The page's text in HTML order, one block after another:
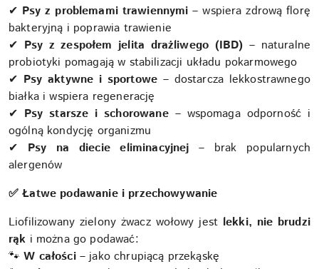
✔ Psy z problemami trawiennymi – wspiera zdrową florę
bakteryjną i poprawia trawienie
✔ Psy z zespołem jelita drażliwego (IBD) – naturalne
probiotyki pomagają w stabilizacji układu pokarmowego
✔ Psy aktywne i sportowe – dostarcza lekkostrawnego
białka i wspiera regenerację
✔ Psy starsze i schorowane – wspomaga odporność i
ogólną kondycję organizmu
✔
Psy na diecie eliminacyjnej
– brak popularnych
alergenów
✅ Łatwe podawanie i przechowywanie
Liofilizowany zielony żwacz wołowy jest lekki, nie brudzi
rąk i można go podawać:
🐾 W całości – jako chrupiącą przekąskę